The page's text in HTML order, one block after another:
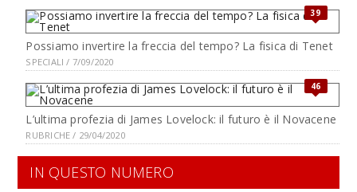
39
Possiamo invertire la freccia del tempo? La fisica di Tenet
SPECIALI / 7/09/2020
46
L’ultima profezia di James Lovelock: il futuro è il Novacene
RUBRICHE / 29/04/2020
IN QUESTO NUMERO